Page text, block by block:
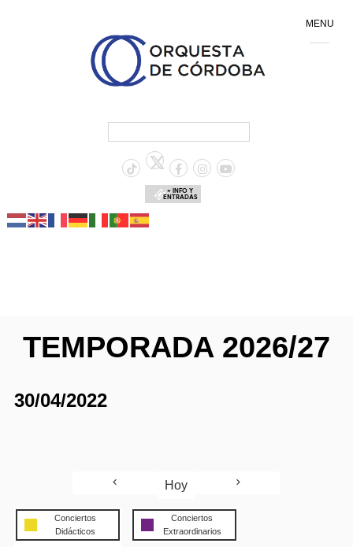
+ INFO Y
ENTRADAS
TEMPORADA 2026/27
30/04/2022
Hoy
Conciertos
Didácticos
Conciertos
Extraordinarios
MENU